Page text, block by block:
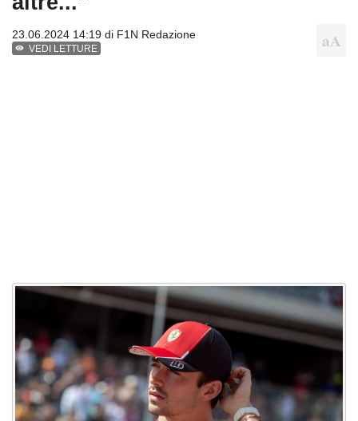
23.06.2024 14:19 di F1N Redazione
VEDI LETTURE